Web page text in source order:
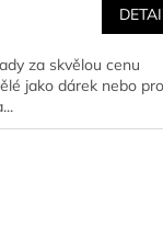
za skvělou cenu
jako dárek nebo pro